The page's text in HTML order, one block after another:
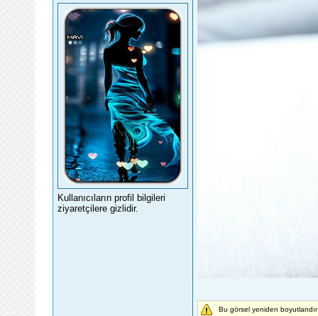
Kullanıcıların profil bilgileri
ziyaretçilere gizlidir.
Bu görsel yeniden